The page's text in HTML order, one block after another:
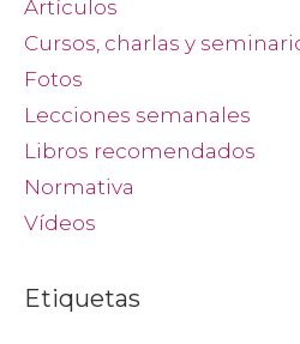
Artículos
Cursos, charlas y
Fotos
Lecciones semanales
Libros recomendados
Normativa
Vídeos
Etiquetas